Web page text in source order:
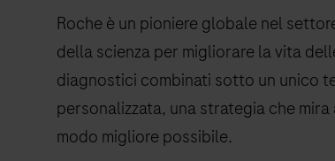
Roche è un pioniere globale nel
della scienza per migliorare la vita
diagnostici combinati sotto un unico
personalizzata, una strategia che
modo migliore possibile.